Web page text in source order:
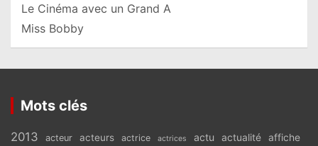
Le Cinéma avec un Grand A
Miss Bobby
Mots clés
2013 acteur acteurs actrice actrices actu actualité affiche